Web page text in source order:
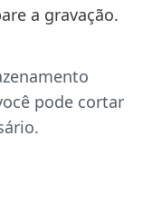
a gravação.
pode cortar